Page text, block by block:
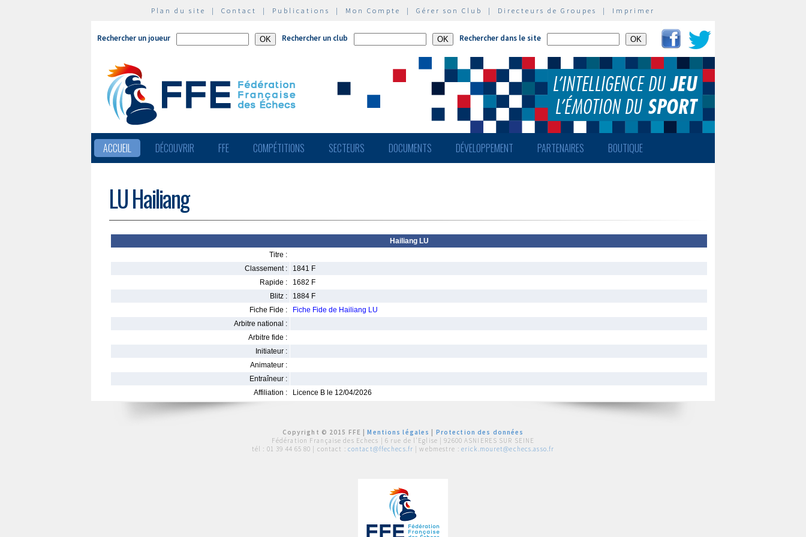
Plan du site | Contact | Publications | Mon Compte | Gérer son Club | Directeurs de Groupes | Imprimer
Rechercher un joueur Rechercher un club Rechercher dans le site
ACCUEIL DÉCOUVRIR FFE COMPÉTITIONS SECTEURS DOCUMENTS DÉVELOPPEMENT PARTENAIRES BOUTIQUE
LU Hailiang
Hailiang LU
Titre :
Classement :
1841 F
Rapide :
1682 F
Blitz :
1884 F
Fiche Fide :
Fiche Fide de Hailiang LU
Arbitre national :
Arbitre fide :
Initiateur :
Animateur :
Entraîneur :
Affiliation :
Licence B le 12/04/2026
Copyright © 2015 FFE |Mentions légales
Protection des données
Fédération Française des Echecs | 6 rue de l'Eglise | 92600 ASNIERES SUR SEINE
tél : 01 39 44 65 80 | contact : contact@ffechecs.fr | webmestre : erick.mouret@echecs.asso.fr